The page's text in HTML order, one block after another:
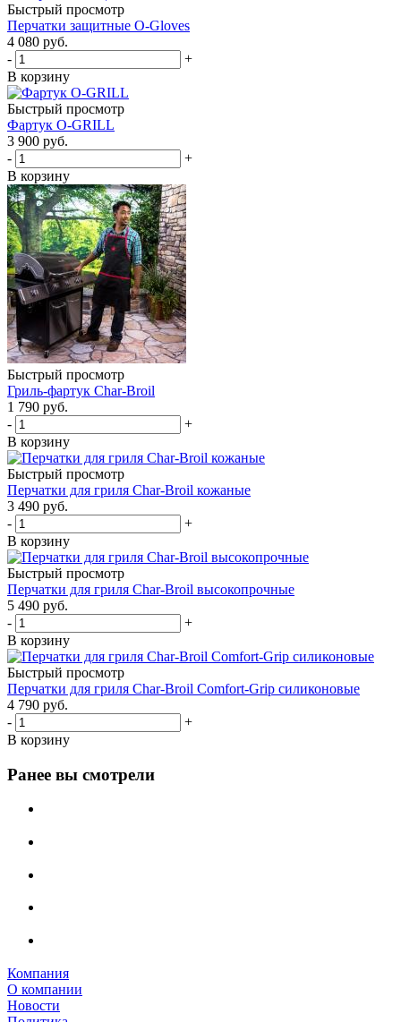
Быстрый просмотр
Перчатки защитные O-Gloves
4 080 руб.
-
+
В корзину
Быстрый просмотр
Фартук O-GRILL
3 900 руб.
-
+
В корзину
Быстрый просмотр
Гриль-фартук Char-Broil
1 790 руб.
-
+
В корзину
Быстрый просмотр
Перчатки для гриля Char-Broil кожаные
3 490 руб.
-
+
В корзину
Быстрый просмотр
Перчатки для гриля Char-Broil высокопрочные
5 490 руб.
-
+
В корзину
Быстрый просмотр
Перчатки для гриля Char-Broil Comfort-Grip силиконовые
4 790 руб.
-
+
В корзину
Ранее вы смотрели
Компания
О компании
Новости